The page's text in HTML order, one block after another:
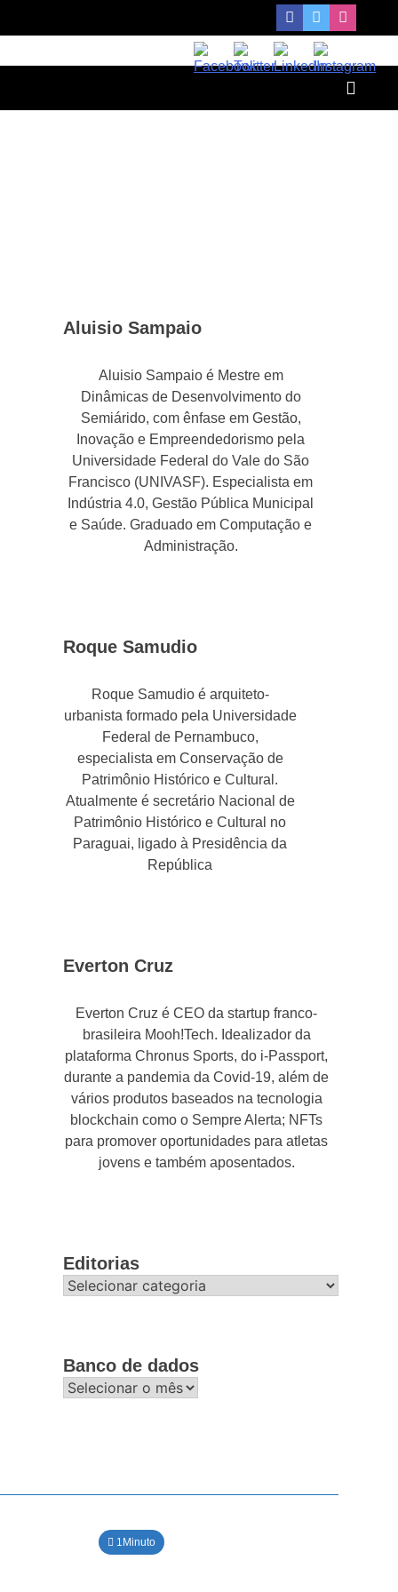
Aluisio Sampaio
Aluisio Sampaio é Mestre em
Dinâmicas de Desenvolvimento do
Semiárido, com ênfase em Gestão,
Inovação e Empreendedorismo pela
Universidade Federal do Vale do São
Francisco (UNIVASF). Especialista em
Indústria 4.0, Gestão Pública Municipal
e Saúde. Graduado em Computação e
Administração.
Roque Samudio
Roque Samudio é arquiteto-
urbanista formado pela Universidade
Federal de Pernambuco,
especialista em Conservação de
Patrimônio Histórico e Cultural.
Atualmente é secretário Nacional de
Patrimônio Histórico e Cultural no
Paraguai, ligado à Presidência da
República
Everton Cruz
Everton Cruz é CEO da startup franco-
brasileira Mooh!Tech. Idealizador da
plataforma Chronus Sports, do i-Passport,
durante a pandemia da Covid-19, além de
vários produtos baseados na tecnologia
blockchain como o Sempre Alerta; NFTs
para promover oportunidades para atletas
jovens e também aposentados.
Editorias
Editorias
Banco de dados
Banco
1Minuto